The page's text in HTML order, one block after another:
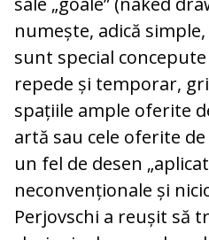
numește, adică
sunt special concepute
repede și temporar,
spațiile ample oferite
artă sau cele oferite
un fel de desen
neconvenționale și
Perjovschi a reușit să